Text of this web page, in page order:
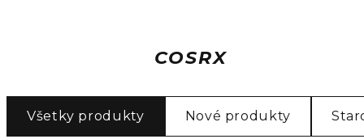
COSRX
Všetky produkty Nové produkty